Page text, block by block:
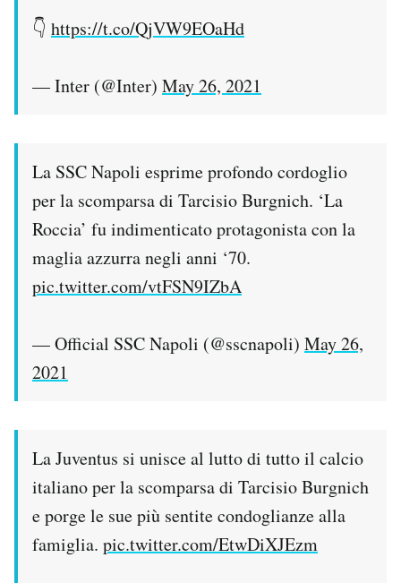
👇 https://t.co/QjVW9EOaHd
— Inter (@Inter) May 26, 2021
La SSC Napoli esprime profondo cordoglio
per la scomparsa di Tarcisio Burgnich. ‘La
Roccia’ fu indimenticato protagonista con la
maglia azzurra negli anni ‘70.
pic.twitter.com/vtFSN9IZbA
— Official SSC Napoli (@sscnapoli) May 26,
2021
La Juventus si unisce al lutto di tutto il calcio
italiano per la scomparsa di Tarcisio Burgnich
e porge le sue più sentite condoglianze alla
famiglia. pic.twitter.com/EtwDiXJEzm